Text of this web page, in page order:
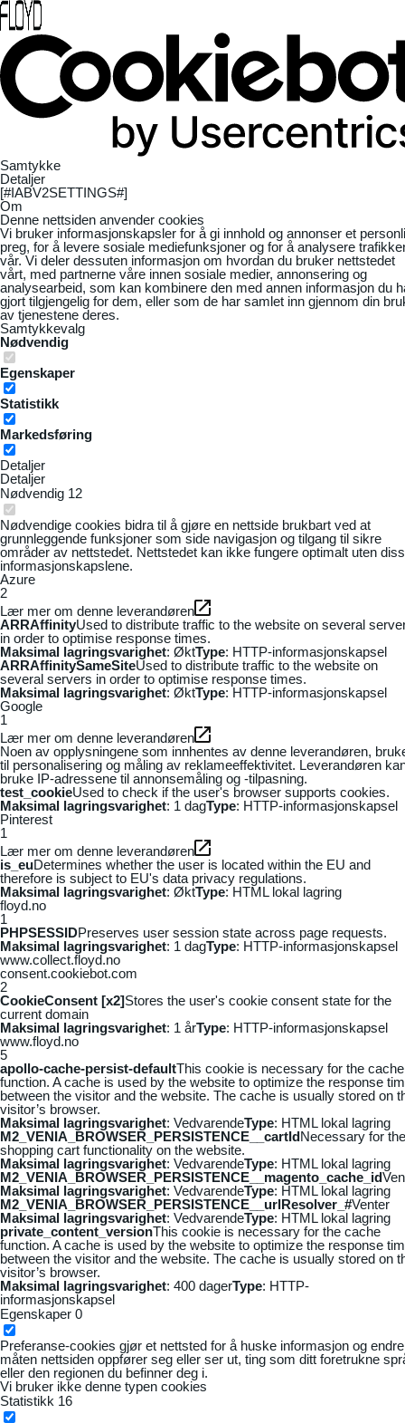
Samtykke
Detaljer
[#IABV2SETTINGS#]
Om
Denne nettsiden anvender cookies
Vi bruker informasjonskapsler for å gi innhold og annonser et
preg, for å levere sosiale mediefunksjoner og for å analysere
vår. Vi deler dessuten informasjon om hvordan du bruker nettstedet
vårt, med partnerne våre innen sosiale medier, annonsering og
analysearbeid, som kan kombinere den med annen informasjon du
gjort tilgjengelig for dem, eller som de har samlet inn gjennom din
av tjenestene deres.
Samtykkevalg
Nødvendig
Egenskaper
Statistikk
Markedsføring
Detaljer
Detaljer
Nødvendig 12
Nødvendige cookies bidra til å gjøre en nettside brukbart ved at
grunnleggende funksjoner som side navigasjon og tilgang til sikre
områder av nettstedet. Nettstedet kan ikke fungere optimalt uten
informasjonskapslene.
Azure
2
Lær mer om denne leverandøren
ARRAffinityUsed to distribute traffic to the website on several
in order to optimise response times.
Maksimal lagringsvarighet: ØktType: HTTP-informasjonskapsel
ARRAffinitySameSiteUsed to distribute traffic to the website on
several servers in order to optimise response times.
Maksimal lagringsvarighet: ØktType: HTTP-informasjonskapsel
Google
1
Lær mer om denne leverandøren
Noen av opplysningene som innhentes av denne leverandøren,
til personalisering og måling av reklameeffektivitet. Leverandøren
bruke IP-adressene til annonsemåling og -tilpasning.
test_cookieUsed to check if the user's browser supports cookies.
Maksimal lagringsvarighet: 1 dagType: HTTP-informasjonskapsel
Pinterest
1
Lær mer om denne leverandøren
is_euDetermines whether the user is located within the EU and
therefore is subject to EU's data privacy regulations.
Maksimal lagringsvarighet: ØktType: HTML lokal lagring
floyd.no
1
PHPSESSIDPreserves user session state across page requests.
Maksimal lagringsvarighet: 1 dagType: HTTP-informasjonskapsel
www.collect.floyd.no
consent.cookiebot.com
2
CookieConsent [x2]Stores the user's cookie consent state for the
current domain
Maksimal lagringsvarighet: 1 årType: HTTP-informasjonskapsel
www.floyd.no
5
apollo-cache-persist-defaultThis cookie is necessary for the cache
function. A cache is used by the website to optimize the response
between the visitor and the website. The cache is usually stored on
visitor’s browser.
Maksimal lagringsvarighet: VedvarendeType: HTML lokal lagring
M2_VENIA_BROWSER_PERSISTENCE__cartIdNecessary for the
shopping cart functionality on the website.
Maksimal lagringsvarighet: VedvarendeType: HTML lokal lagring
M2_VENIA_BROWSER_PERSISTENCE__magento_cache_id
Maksimal lagringsvarighet: VedvarendeType: HTML lokal lagring
M2_VENIA_BROWSER_PERSISTENCE__urlResolver_#Venter
Maksimal lagringsvarighet: VedvarendeType: HTML lokal lagring
private_content_versionThis cookie is necessary for the cache
function. A cache is used by the website to optimize the response
between the visitor and the website. The cache is usually stored on
visitor’s browser.
Maksimal lagringsvarighet: 400 dagerType: HTTP-
informasjonskapsel
Egenskaper 0
Preferanse-cookies gjør et nettsted for å huske informasjon og
måten nettsiden oppfører seg eller ser ut, ting som ditt foretrukne
eller den regionen du befinner deg i.
Vi bruker ikke denne typen cookies
Statistikk 16